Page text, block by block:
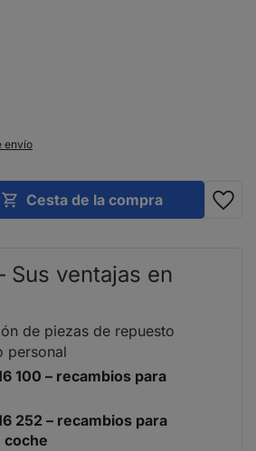
envío
Cesta de la compra
Sus ventajas en
de piezas de repuesto
personal
100 – recambios para
252 – recambios para
coche